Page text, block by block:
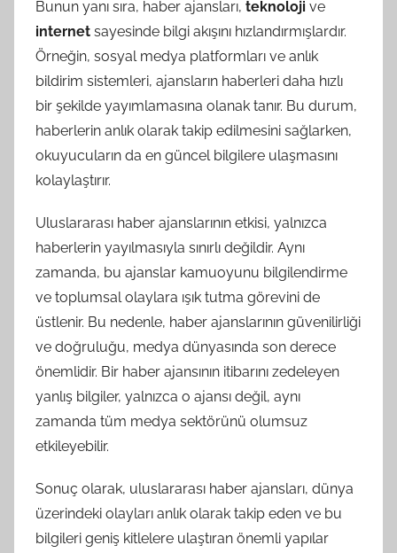
Bunun yanı sıra, haber ajansları, teknoloji ve
internet sayesinde bilgi akışını hızlandırmışlardır.
Örneğin, sosyal medya platformları ve anlık
bildirim sistemleri, ajansların haberleri daha hızlı
bir şekilde yayımlamasına olanak tanır. Bu durum,
haberlerin anlık olarak takip edilmesini sağlarken,
okuyucuların da en güncel bilgilere ulaşmasını
kolaylaştırır.
Uluslararası haber ajanslarının etkisi, yalnızca
haberlerin yayılmasıyla sınırlı değildir. Aynı
zamanda, bu ajanslar kamuoyunu bilgilendirme
ve toplumsal olaylara ışık tutma görevini de
üstlenir. Bu nedenle, haber ajanslarının güvenilirliği
ve doğruluğu, medya dünyasında son derece
önemlidir. Bir haber ajansının itibarını zedeleyen
yanlış bilgiler, yalnızca o ajansı değil, aynı
zamanda tüm medya sektörünü olumsuz
etkileyebilir.
Sonuç olarak, uluslararası haber ajansları, dünya
üzerindeki olayları anlık olarak takip eden ve bu
bilgileri geniş kitlelere ulaştıran önemli yapılar